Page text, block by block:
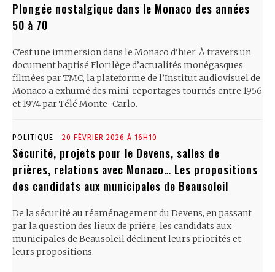
Plongée nostalgique dans le Monaco des années
50 à 70
C’est une immersion dans le Monaco d’hier. À travers un
document baptisé Florilège d’actualités monégasques
filmées par TMC, la plateforme de l’Institut audiovisuel de
Monaco a exhumé des mini-reportages tournés entre 1956
et 1974 par Télé Monte-Carlo.
POLITIQUE 20 FÉVRIER 2026 À 16H10
Sécurité, projets pour le Devens, salles de
prières, relations avec Monaco… Les propositions
des candidats aux municipales de Beausoleil
De la sécurité au réaménagement du Devens, en passant
par la question des lieux de prière, les candidats aux
municipales de Beausoleil déclinent leurs priorités et
leurs propositions.